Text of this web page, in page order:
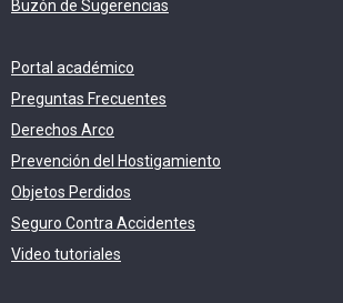
Buzón de Sugerencias
Portal académico
Preguntas Frecuentes
Derechos Arco
Prevención del Hostigamiento
Objetos Perdidos
Seguro Contra Accidentes
Video tutoriales